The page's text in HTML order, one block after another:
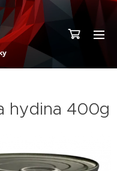
hydina 400g